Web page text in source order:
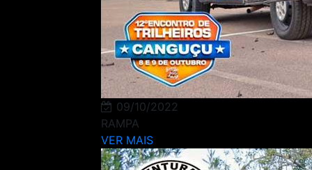
09/10/2022
RAMPA
VER MAIS